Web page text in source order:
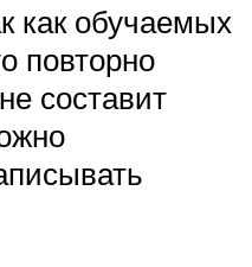
как обучаемых
повторно
составит